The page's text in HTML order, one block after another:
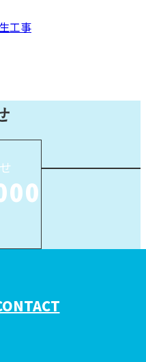
工事